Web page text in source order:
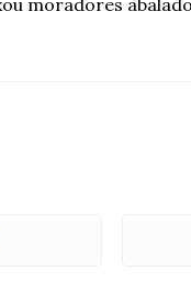
moradores